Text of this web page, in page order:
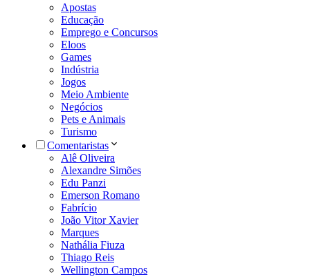
Apostas
Educação
Emprego e Concursos
Eloos
Games
Indústria
Jogos
Meio Ambiente
Negócios
Pets e Animais
Turismo
Comentaristas
Alê Oliveira
Alexandre Simões
Edu Panzi
Emerson Romano
Fabrício
João Vitor Xavier
Marques
Nathália Fiuza
Thiago Reis
Wellington Campos